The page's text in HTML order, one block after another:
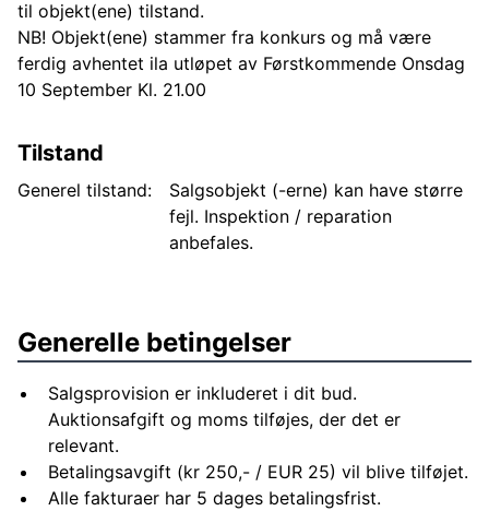
til objekt(ene) tilstand.
NB! Objekt(ene) stammer fra konkurs og må være
ferdig avhentet ila utløpet av Førstkommende Onsdag
10 September Kl. 21.00
Tilstand
Generel tilstand:
Salgsobjekt (-erne) kan have større
fejl. Inspektion / reparation
anbefales.
Generelle betingelser
Salgsprovision er inkluderet i dit bud.
Auktionsafgift og moms tilføjes, der det er
relevant.
Betalingsavgift (kr 250,- / EUR 25) vil blive tilføjet.
Alle fakturaer har 5 dages betalingsfrist.